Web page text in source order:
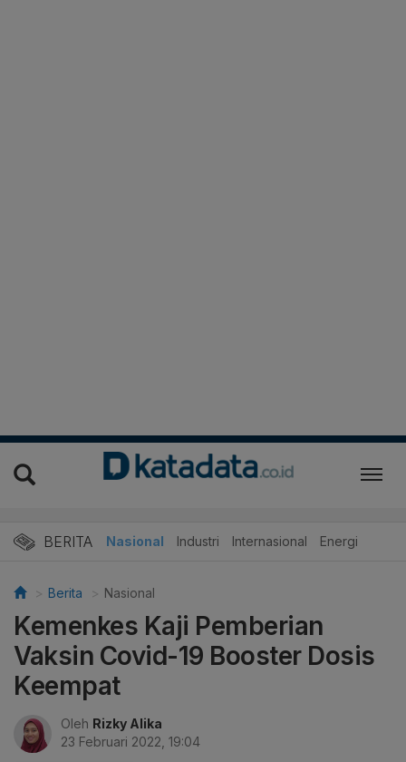
BERITA Nasional Industri Internasional Energi
Berita Nasional
Kemenkes Kaji Pemberian
Vaksin Covid-19 Booster Dosis
Keempat
Oleh Rizky Alika
23 Februari 2022, 19:04